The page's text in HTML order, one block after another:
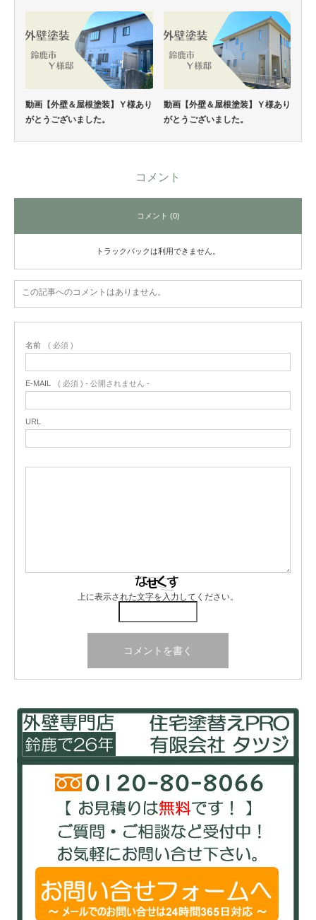
動画【外壁＆屋根塗装】Ｙ様あり
がとうございました。
動画【外壁＆屋根塗装】Ｙ様あり
がとうございました。
コメント
コメント (0)
トラックバックは利用できません。
この記事へのコメントはありません。
名前 ( 必須 )
E-MAIL ( 必須 ) - 公開されません -
URL
上に表示された文字を入力してください。